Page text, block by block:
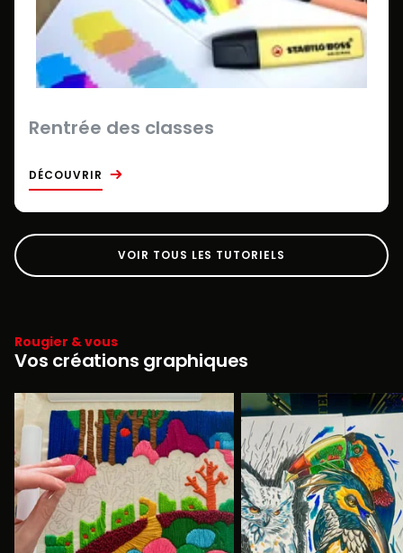
Rentrée des classes
DÉCOUVRIR
VOIR TOUS LES TUTORIELS
Rougier & vous
Vos créations graphiques